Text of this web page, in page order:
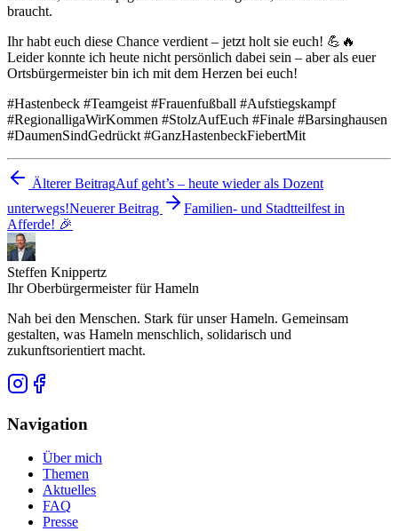
braucht.
Ihr habt euch diese Chance verdient – jetzt holt sie euch! 💪🔥
Leider konnte ich heute nicht persönlich dabei sein – aber als euer
Ortsbürgermeister bin ich mit dem Herzen bei euch!
#Hastenbeck #Teamgeist #Frauenfußball #Aufstiegskampf
#RegionalligaWirKommen #StolzAufEuch #Finale #Barsinghausen
#DaumenSindGedrückt #GanzHastenbeckFiebertMit
Älterer BeitragAuf geht’s – heute wieder als Dozent
unterwegs!Neuerer Beitrag
Familien- und Stadtteilfest in
Afferde! 🎉
Steffen Knippertz
Ihr Oberbürgermeister für Hameln
Nah bei den Menschen. Stark für unser Hameln. Gemeinsam
gestalten, was Hameln menschlich, solidarisch und
zukunftsorientiert macht.
Navigation
Über mich
Themen
Aktuelles
FAQ
Presse